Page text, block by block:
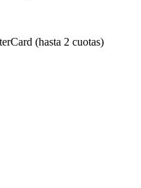
(hasta 2 cuotas)